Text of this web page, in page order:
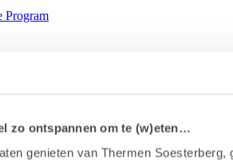
zo ontspannen om te (w)eten…
genieten van Thermen Soesterberg,
Program